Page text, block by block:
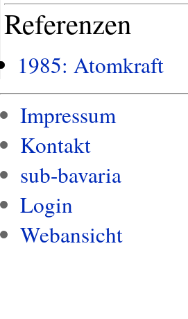
Referenzen
1985: Atomkraft
Impressum
Kontakt
sub-bavaria
Login
Webansicht